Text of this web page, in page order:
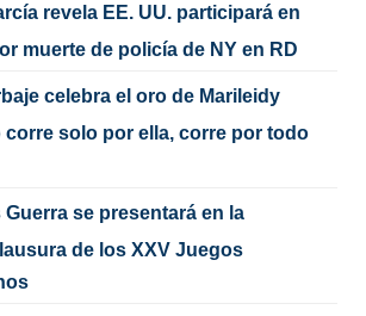
revela EE. UU. participará en
muerte de policía de NY en RD
celebra el oro de Marileidy
corre solo por ella, corre por todo
se presentará en la
de los XXV Juegos